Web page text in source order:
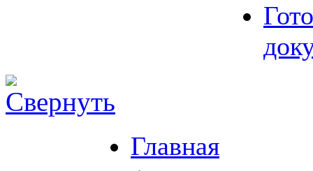
Главная